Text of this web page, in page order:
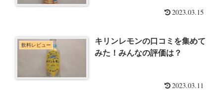
2023.03.15
飲料レビュー
キリンレモンの口コミを集めて
みた！みんなの評価は？
2023.03.11